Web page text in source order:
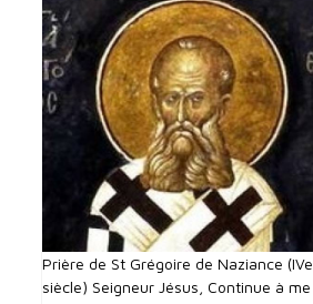
Prière de St Grégoire de Naziance (IVe
siècle) Seigneur Jésus, Continue à me